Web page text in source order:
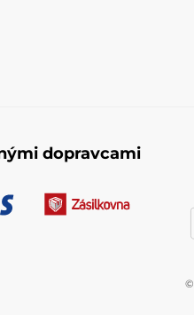
dopravcami
©